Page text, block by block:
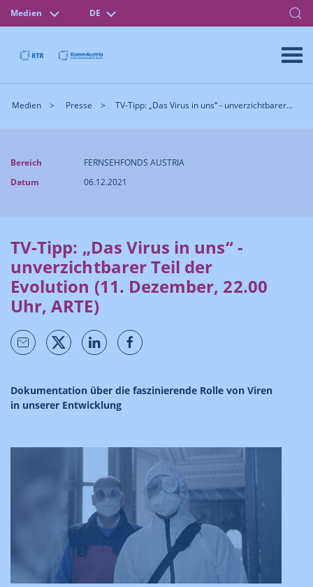
Medien DE
Medien Presse TV-Tipp: „Das Virus in uns“ - unverzichtbarer...
Bereich
FERNSEHFONDS AUSTRIA
Datum
06.12.2021
TV-Tipp: „Das Virus in uns“ -
unverzichtbarer Teil der
Evolution (11. Dezember, 22.00
Uhr, ARTE)
Dokumentation über die faszinierende Rolle von Viren
in unserer Entwicklung